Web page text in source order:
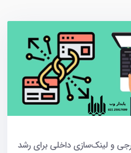
و لینک‌سازی داخلی برای رشد